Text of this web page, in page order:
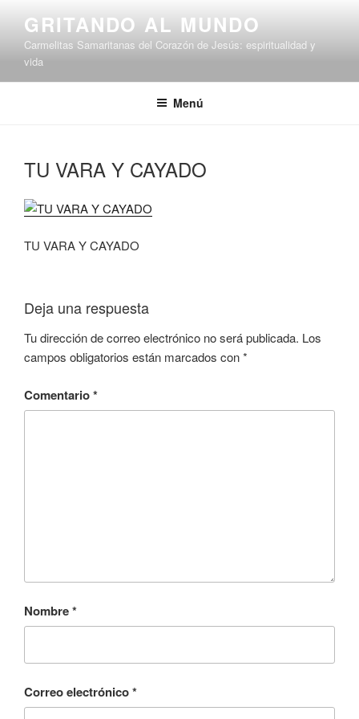
contenido
GRITANDO AL MUNDO
Carmelitas Samaritanas del Corazón de Jesús: espiritualidad y
vida
Menú
TU VARA Y CAYADO
TU VARA Y CAYADO
Deja una respuesta
Tu dirección de correo electrónico no será publicada. Los
campos obligatorios están marcados con*
Comentario*
Nombre*
Correo electrónico*